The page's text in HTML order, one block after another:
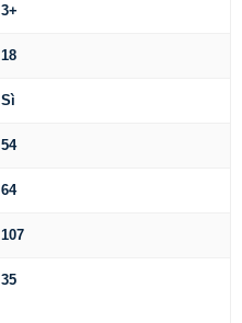
3+
18
Sì
54
64
107
35